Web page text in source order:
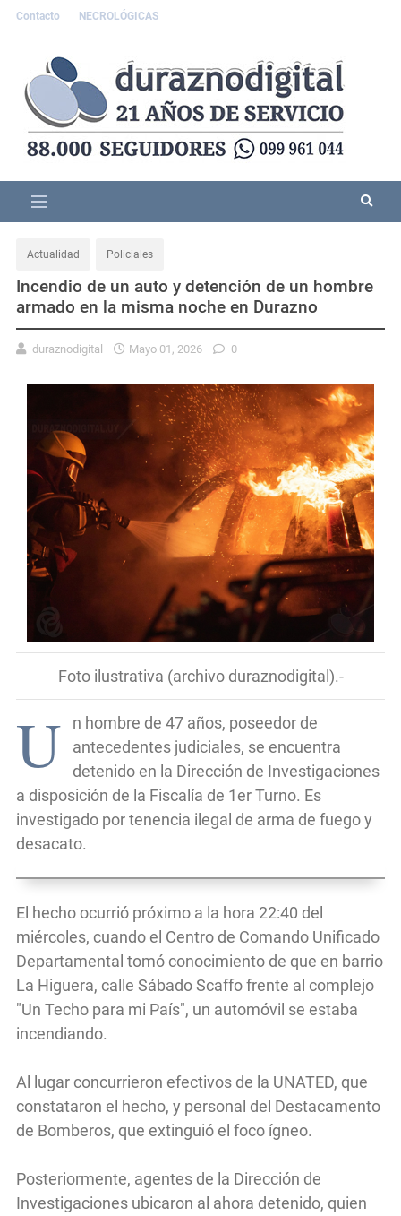
Contacto NECROLÓGICAS
Actualidad Policiales
Incendio de un auto y detención de un hombre
armado en la misma noche en Durazno
duraznodigital Mayo 01, 2026 0
Foto ilustrativa (archivo duraznodigital).-
U
n hombre de 47 años, poseedor de
antecedentes judiciales, se encuentra
detenido en la Dirección de Investigaciones
a disposición de la Fiscalía de 1er Turno. Es
investigado por tenencia ilegal de arma de fuego y
desacato.
El hecho ocurrió próximo a la hora 22:40 del
miércoles, cuando el Centro de Comando Unificado
Departamental tomó conocimiento de que en barrio
La Higuera, calle Sábado Scaffo frente al complejo
"Un Techo para mi País", un automóvil se estaba
incendiando.
Al lugar concurrieron efectivos de la UNATED, que
constataron el hecho, y personal del Destacamento
de Bomberos, que extinguió el foco ígneo.
Posteriormente, agentes de la Dirección de
Investigaciones ubicaron al ahora detenido, quien